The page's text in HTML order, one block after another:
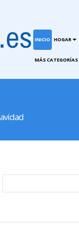
INICIO HOGAR
MÁS CATEGORÍAS